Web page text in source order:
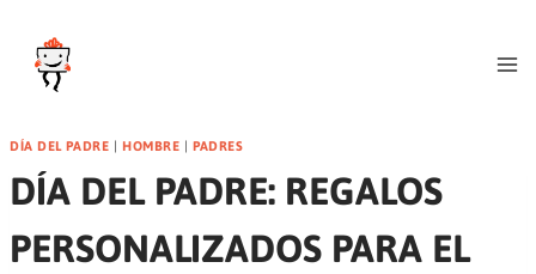
contenido
DÍA DEL PADRE | HOMBRE |PADRES
DÍA DEL PADRE: REGALOS
PERSONALIZADOS PARA EL